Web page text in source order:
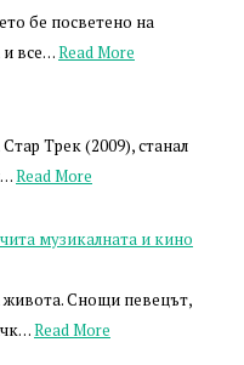
бе посветено на
и все…Read More
Трек (2009), станал
Read More
музикалната и кино
живота. Снощи певецът,
Read More